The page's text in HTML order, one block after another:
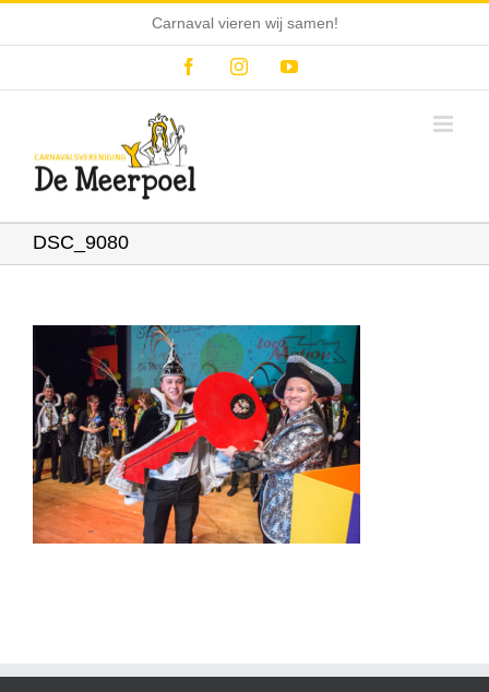
Carnaval vieren wij samen!
FacebookInstagramYouTube
DSC_9080